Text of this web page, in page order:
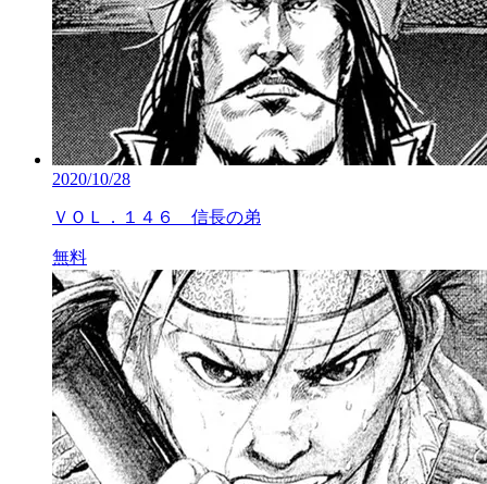
2020/10/28
ＶＯＬ．１４６ 信長の弟
無料